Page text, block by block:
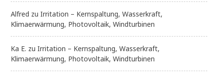
Alfred zuIrritation – Kernspaltung, Wasserkraft,
Klimaerwärmung, Photovoltaik, Windturbinen
Ka E. zuIrritation – Kernspaltung, Wasserkraft,
Klimaerwärmung, Photovoltaik, Windturbinen